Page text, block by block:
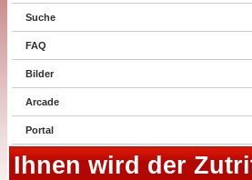
Suche
FAQ
Bilder
Arcade
Portal
Ihnen wird der